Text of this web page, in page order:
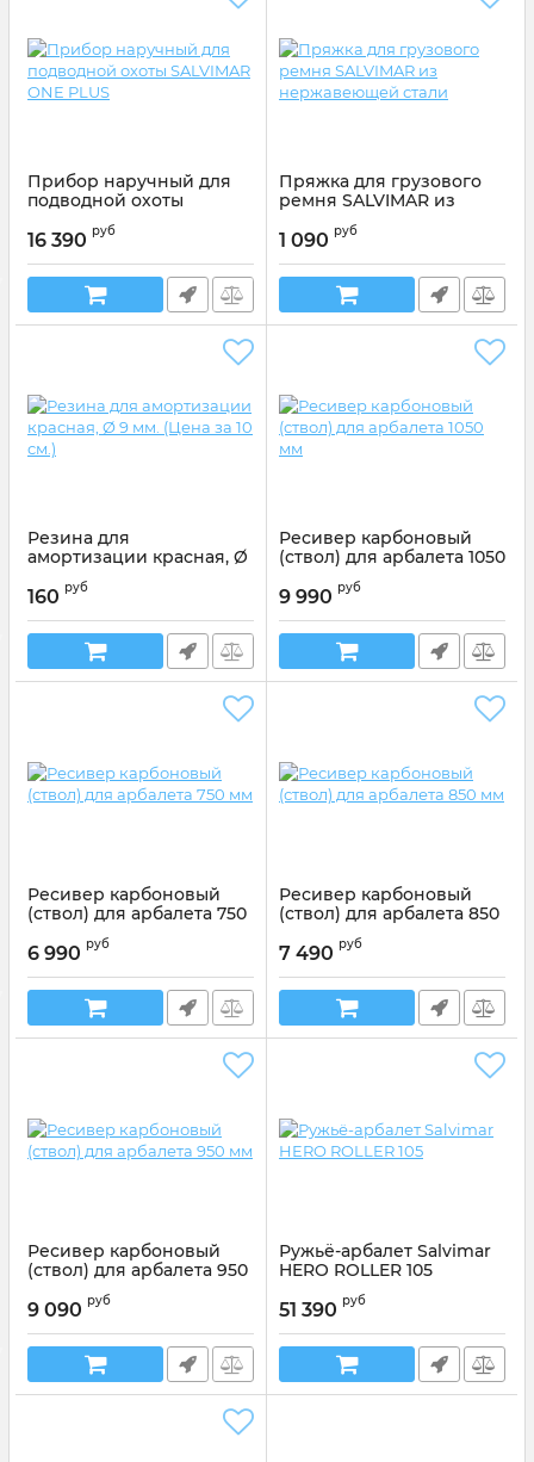
Прибор наручный для
подводной охоты
SALVIMAR ONE PLUS
Артикул: 8000P
16 390 руб
Пряжка для грузового
ремня SALVIMAR из
нержавеющей стали
1 090 руб
Резина для
амортизации красная, Ø
9 мм. (Цена за 10 см.)
160 руб
Ресивер карбоновый
(ствол) для арбалета 1050
Артикул: LFUC100/C105
9 990 руб
Ресивер карбоновый
(ствол) для арбалета 750
Артикул: LFUC100/C75
6 990 руб
Ресивер карбоновый
(ствол) для арбалета 850
Артикул: LFUC100/C85
7 490 руб
Ресивер карбоновый
(ствол) для арбалета 950
Артикул:
9 090 руб
Ружьё-арбалет Salvimar
HERO ROLLER 105
51 390 руб